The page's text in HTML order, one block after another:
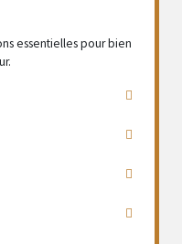
essentielles pour bien